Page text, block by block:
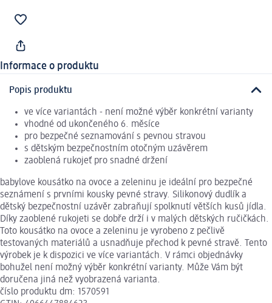
Informace o produktu
Popis produktu
ve více variantách - není možné výběr konkrétní varianty
vhodné od ukončeného 6. měsíce
pro bezpečné seznamování s pevnou stravou
s dětským bezpečnostním otočným uzávěrem
zaoblená rukojeť pro snadné držení
babylove kousátko na ovoce a zeleninu je ideální pro bezpečné
seznámení s prvními kousky pevné stravy. Silikonový dudlík a
dětský bezpečnostní uzávěr zabraňují spolknutí větších kusů jídla.
Díky zaoblené rukojeti se dobře drží i v malých dětských ručičkách.
Toto kousátko na ovoce a zeleninu je vyrobeno z pečlivě
testovaných materiálů a usnadňuje přechod k pevné stravě. Tento
výrobek je k dispozici ve více variantách. V rámci objednávky
bohužel není možný výběr konkrétní varianty. Může Vám být
doručena jiná než vyobrazená varianta.
číslo produktu dm: 1570591